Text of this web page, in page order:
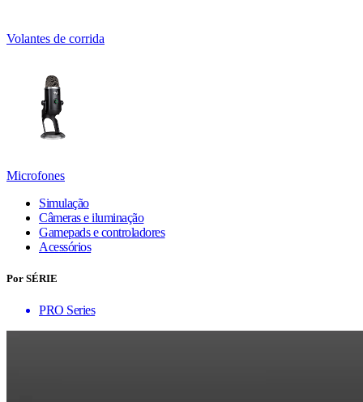
Volantes de corrida
Microfones
Simulação
Câmeras e iluminação
Gamepads e controladores
Acessórios
Por SÉRIE
PRO Series